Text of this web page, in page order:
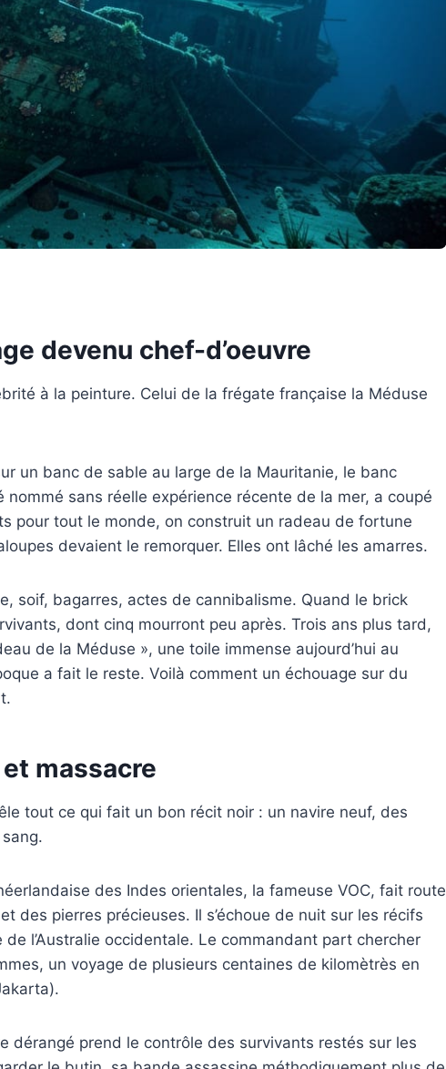
devenu chef-d’oeuvre
à la peinture. Celui de la frégate française la Méduse
un banc de sable au large de la Mauritanie, le banc
nommé sans réelle expérience récente de la mer, a coupé
pour tout le monde, on construit un radeau de fortune
devaient le remorquer. Elles ont lâché les amarres.
soif, bagarres, actes de cannibalisme. Quand le brick
dont cinq mourront peu après. Trois ans plus tard,
de la Méduse », une toile immense aujourd’hui au
a fait le reste. Voilà comment un échouage sur du
massacre
tout ce qui fait un bon récit noir : un navire neuf, des
des Indes orientales, la fameuse VOC, fait route
des pierres précieuses. Il s’échoue de nuit sur les récifs
l’Australie occidentale. Le commandant part chercher
un voyage de plusieurs centaines de kilomètrès en
dérangé prend le contrôle des survivants restés sur les